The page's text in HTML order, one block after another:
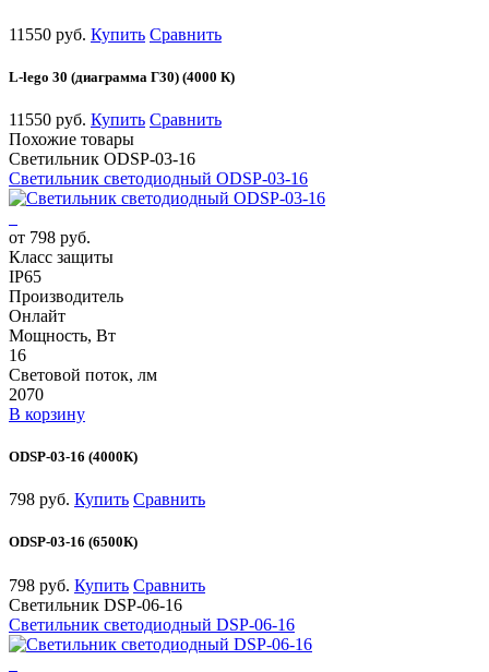
11550 руб. Купить Сравнить
L-lego 30 (диаграмма Г30) (4000 К)
11550 руб. Купить Сравнить
Похожие товары
Светильник ODSP-03-16
Светильник светодиодный ODSP-03-16
от 798 руб.
Класс защиты
IP65
Производитель
Онлайт
Мощность, Вт
16
Световой поток, лм
2070
В корзину
ODSP-03-16 (4000К)
798 руб. Купить Сравнить
ODSP-03-16 (6500К)
798 руб. Купить Сравнить
Светильник DSP-06-16
Светильник светодиодный DSP-06-16